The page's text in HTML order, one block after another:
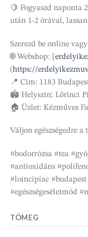
🍋 Fogyaszd naponta
után 1-2 órával,
Szerezd be online
🌐 Webshop: [
(https://
📍 Cím: 1183
🏟️ Helyszín: Lőrinci
🏠 Üzlet: Kézműves
Váljon egészségedre a
#bodorrózsa #tea
#antioxidáns
#loincipiac
#egészségeséletmód
TÖMEG